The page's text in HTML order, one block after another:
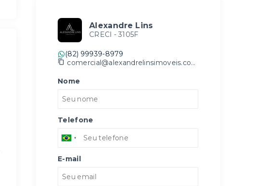
Alexandre Lins
CRECI - 3105F
(82) 99939-8979
comercial@alexandrelinsimoveis.com.br
Nome
Telefone
E-mail